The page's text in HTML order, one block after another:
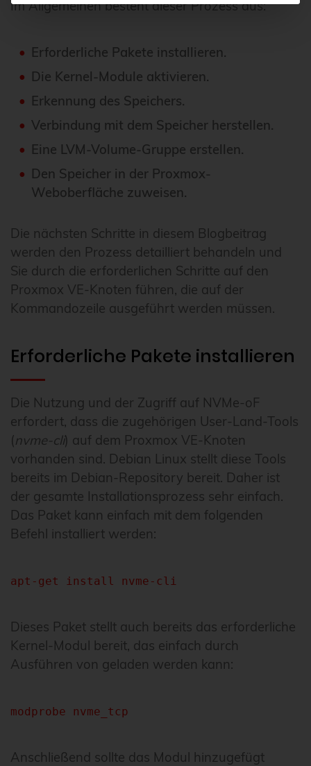
Im Allgemeinen besteht dieser Prozess aus:
Erforderliche Pakete installieren.
Die Kernel-Module aktivieren.
Erkennung des Speichers.
Verbindung mit dem Speicher herstellen.
Eine LVM-Volume-Gruppe erstellen.
Den Speicher in der Proxmox-
Weboberfläche zuweisen.
Die nächsten Schritte in diesem Blogbeitrag
werden den Prozess detailliert behandeln und
Sie durch die erforderlichen Schritte auf den
Proxmox VE-Knoten führen, die auf der
Kommandozeile ausgeführt werden müssen.
Erforderliche Pakete installieren
Die Nutzung und der Zugriff auf NVMe-oF
erfordert, dass die zugehörigen User-Land-Tools
(nvme-cli) auf dem Proxmox VE-Knoten
vorhanden sind. Debian Linux stellt diese Tools
bereits im Debian-Repository bereit. Daher ist
der gesamte Installationsprozess sehr einfach.
Das Paket kann einfach mit dem folgenden
Befehl installiert werden:
apt-get install nvme-cli
Dieses Paket stellt auch bereits das erforderliche
Kernel-Modul bereit, das einfach durch
Ausführen von geladen werden kann:
modprobe nvme_tcp
Anschließend sollte das Modul hinzugefügt